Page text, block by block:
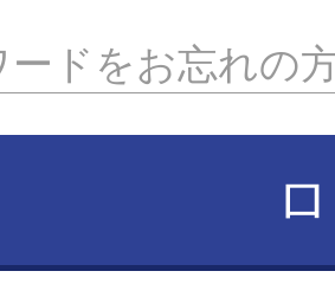
ードをお忘れの